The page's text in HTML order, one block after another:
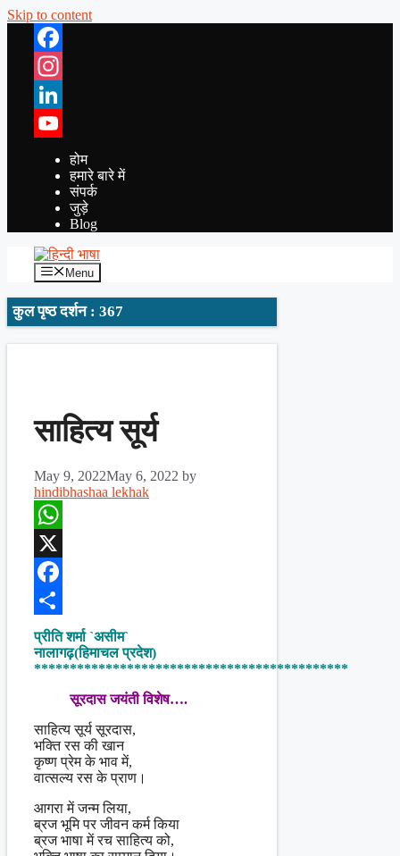
Skip to content
Facebook
Instagram
LinkedIn
YouTube
होम
हमारे बारे में
संपर्क
जुड़े
Blog
Menu
कुल पृष्ठ दर्शन : 367
साहित्य सूर्य
May 9, 2022May 6, 2022 by
hindibhashaa lekhak
WhatsApp
X
Facebook
Share
प्रीति शर्मा `असीम`
नालागढ़(हिमाचल प्रदेश)
********************************************
सूरदास जयंती विशेष….
साहित्य सूर्य सूरदास,
भक्ति रस की खान
कृष्ण प्रेम के भाव में,
वात्सल्य रस के प्राण।
आगरा में जन्म लिया,
ब्रज भूमि पर जीवन कर्म किया
ब्रज भाषा में रच साहित्य को,